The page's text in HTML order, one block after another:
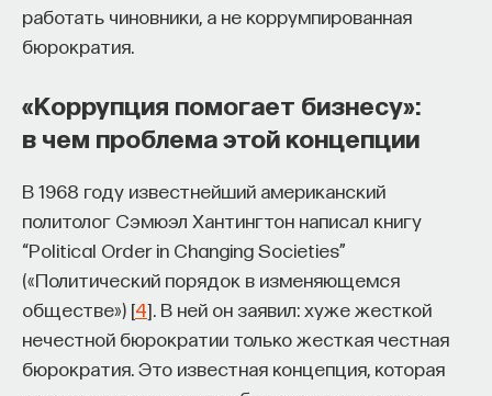
работать чиновники, а не коррумпированная
бюрократия.
«Коррупция помогает бизнесу»:
в чем проблема этой концепции
В 1968 году известнейший американский
политолог Сэмюэл Хантингтон написал книгу
“Political Order in Changing Societies”
(«Политический порядок в изменяющемся
обществе») [4]. В ней он заявил: хуже жесткой
нечестной бюрократии только жесткая честная
бюрократия. Это известная концепция, которая